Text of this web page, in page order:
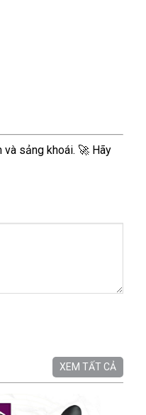
sảng khoái. 🚀 Hãy
XEM TẤT CẢ